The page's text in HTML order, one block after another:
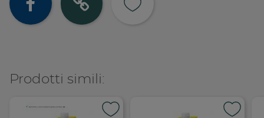
Prodotti simili: